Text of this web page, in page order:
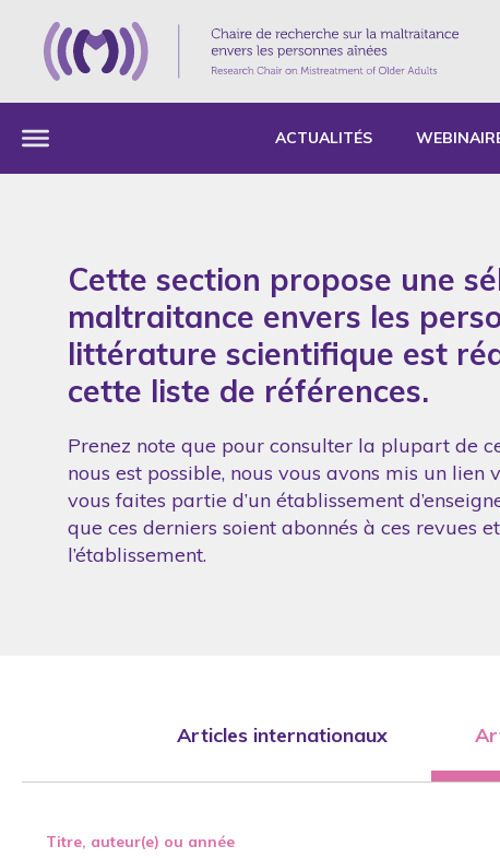
ACTUALITÉS
Cette section propose une
maltraitance envers les
littérature scientifique est
cette liste de références.
Prenez note que pour consulter la plupart de
nous est possible, nous vous avons mis un
vous faites partie d’un établissement
que ces derniers soient abonnés à ces revues
l’établissement.
Articles internationaux
Titre, auteur(e) ou année